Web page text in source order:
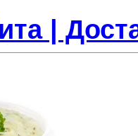
|